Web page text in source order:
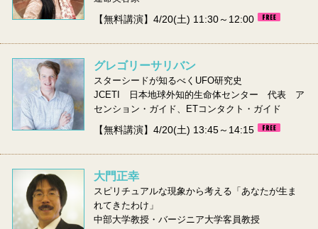
【無料講演】4/20(土) 11:30～12:00
グレゴリーサリバン
スターシードが知るべくUFO研究史
JCETI 日本地球外知的生命体センター 代表 ア
センション・ガイド、ETコンタクト・ガイド
【無料講演】4/20(土) 13:45～14:15
大門正幸
スピリチュアルな現象から考える「あなたが生ま
れてきたわけ」
中部大学教授・バージニア大学客員教授